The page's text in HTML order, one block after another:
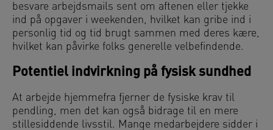
besvare arbejdsmails sent om aftenen eller tjekke
ind på opgaver i weekenden, hvilket kan gribe ind i
personlig tid og tid brugt sammen med deres kære,
hvilket kan påvirke folks generelle velbefindende.
Potentiel indvirkning på fysisk sundhed
At arbejde hjemmefra fjerner de fysiske krav til
pendling, men det kan også bidrage til en mere
stillesiddende livsstil. Mange medarbejdere sidder i